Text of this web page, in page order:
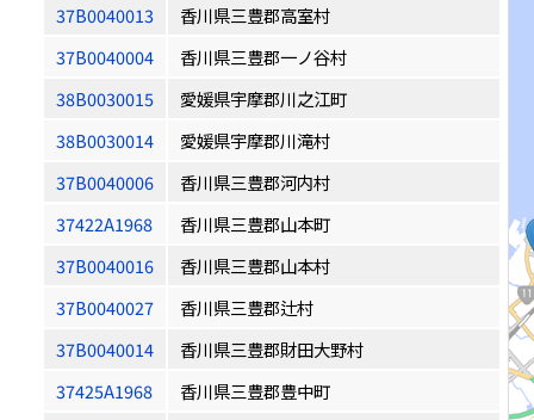
37B0040013
香川県三豊郡高室村
37B0040004
香川県三豊郡一ノ谷村
38B0030015
愛媛県宇摩郡川之江町
38B0030014
愛媛県宇摩郡川滝村
37B0040006
香川県三豊郡河内村
37422A1968
香川県三豊郡山本町
37B0040016
香川県三豊郡山本村
37B0040027
香川県三豊郡辻村
37B0040014
香川県三豊郡財田大野村
37425A1968
香川県三豊郡豊中町